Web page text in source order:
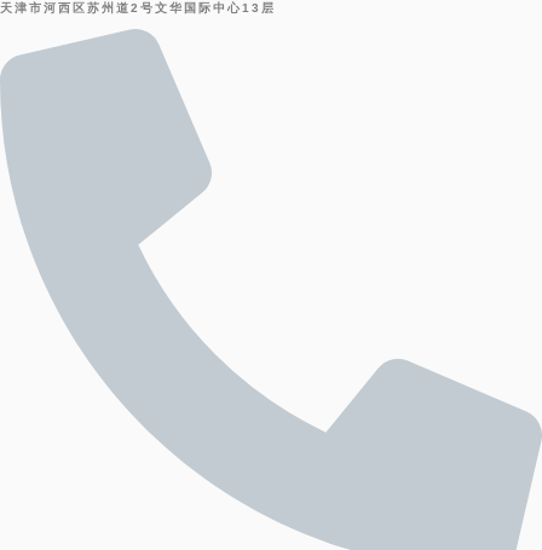
天津市河西区苏州道2号文华国际中心13层